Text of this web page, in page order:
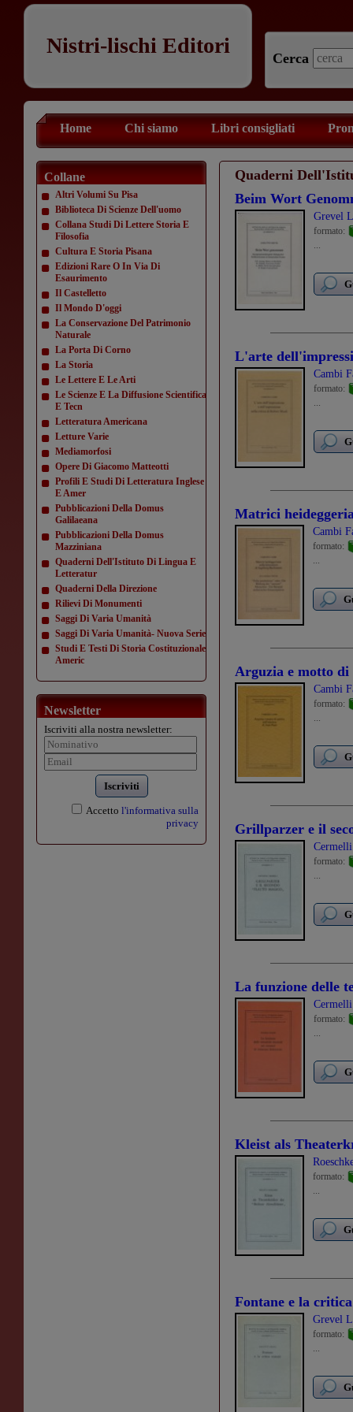
Nistri-lischi Editori
Cerca
Home Chi siamo Libri consigliati
Collane
Altri Volumi Su Pisa
Biblioteca Di Scienze Dell'uomo
Collana Studi Di Lettere Storia E
Filosofia
Cultura E Storia Pisana
Edizioni Rare O In Via Di
Esaurimento
Il Castelletto
Il Mondo D'oggi
La Conservazione Del Patrimonio
Naturale
La Porta Di Corno
La Storia
Le Lettere E Le Arti
Le Scienze E La Diffusione Scientifica
E Tecn
Letteratura Americana
Letture Varie
Mediamorfosi
Opere Di Giacomo Matteotti
Profili E Studi Di Letteratura Inglese
E Amer
Pubblicazioni Della Domus
Galilaeana
Pubblicazioni Della Domus
Mazziniana
Quaderni Dell'Istituto Di Lingua E
Letteratur
Quaderni Della Direzione
Rilievi Di Monumenti
Saggi Di Varia Umanità
Saggi Di Varia Umanità- Nuova Serie
Studi E Testi Di Storia Costituzionale
Americ
Newsletter
Iscriviti alla nostra newsletter:
Iscriviti
Accetto l'informativa sulla
privacy
Quaderni
Beim Wort
Grevel
formato:
...
L'arte
Cambi
formato:
...
Matrici
Cambi
formato:
...
Arguzia e motto di
Cambi
formato:
...
Grillparzer e il
formato:
...
La funzione delle
formato:
...
Kleist als
formato:
...
Fontane e la
Grevel
formato:
...